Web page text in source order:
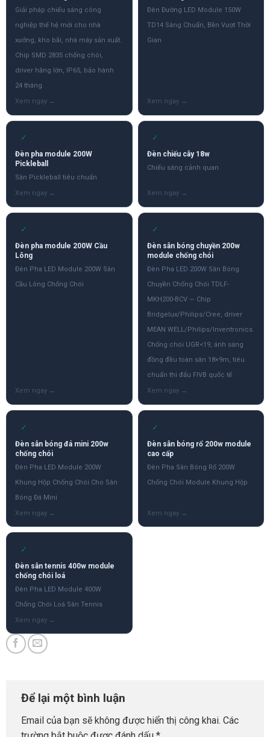
Giải pháp chiếu sáng công
nghiệp thế hệ mới cho nhà
xưởng, kho bãi, nhà máy sản xuất.
Chip SMD 2835 chống chói,
driver hãng lớn, IP65, bảo hành
24 tháng.
Đèn Đường LED Module 150W
TD14 Sáng Chuẩn, Bền Vượt Thời
Gian
✓
Đèn pha module 200W
Pickleball
Sân Pickleball tiêu chuẩn
✓
Đèn chiếu cây 18w
Chiếu sáng cảnh quan
✓
Đèn pha module 200W Cầu
Lông
Đèn Pha LED Module 200W Sân
Cầu Lông Chống Chói
✓
Đèn sân bóng chuyền 200w
module chống chói
Đèn Pha LED 200W Sân Bóng
Chuyền Chống Chói TDLF-
MKH200-BCV — Chip
Bridgelux/Philips/Cree, driver
MEAN WELL/Philips/Inventronics.
Chống chói UGR<19, ánh sáng
đồng đều toàn sân 18×9m, tiêu
chuẩn thi đấu FIVB quốc tế
✓
Đèn sân bóng đá mini 200w
chống chói
Đèn Pha LED Module 200W
Khung Hộp Chống Chói Cho Sân
Bóng Đá Mini
✓
Đèn sân bóng rổ 200w module
cao cấp
Đèn Pha Sân Bóng Rổ 200W
Chống Chói Module Khung Hộp
✓
Đèn sân tennis 400w module
chống chói loá
Đèn Pha LED Module 400W
Chống Chói Loá Sân Tennis
Để lại một bình luận
Email của bạn sẽ không được hiển thị công khai. Các